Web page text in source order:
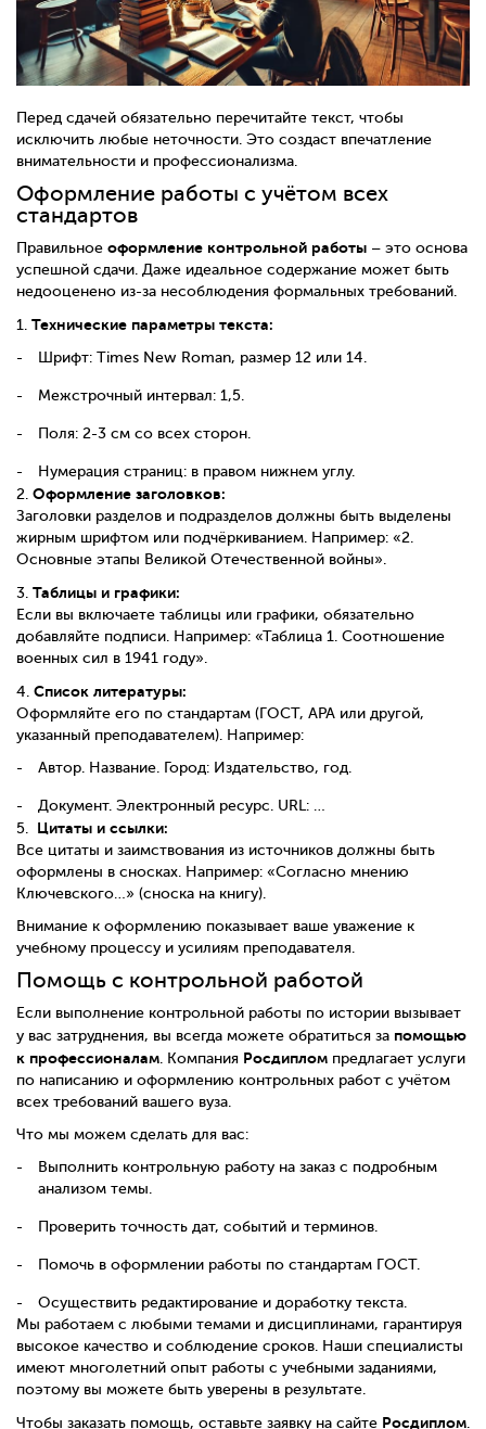
Перед сдачей обязательно перечитайте текст, чтобы
исключить любые неточности. Это создаст впечатление
внимательности и профессионализма.
Оформление работы с учётом всех
стандартов
Правильное оформление контрольной работы – это основа
успешной сдачи. Даже идеальное содержание может быть
недооценено из-за несоблюдения формальных требований.
1. Технические параметры текста:
Шрифт: Times New Roman, размер 12 или 14.
Межстрочный интервал: 1,5.
Поля: 2-3 см со всех сторон.
Нумерация страниц: в правом нижнем углу.
2. Оформление заголовков:
Заголовки разделов и подразделов должны быть выделены
жирным шрифтом или подчёркиванием. Например: «2.
Основные этапы Великой Отечественной войны».
3. Таблицы и графики:
Если вы включаете таблицы или графики, обязательно
добавляйте подписи. Например: «Таблица 1. Соотношение
военных сил в 1941 году».
4. Список литературы:
Оформляйте его по стандартам (ГОСТ, APA или другой,
указанный преподавателем). Например:
Автор. Название. Город: Издательство, год.
Документ. Электронный ресурс. URL: …
5. Цитаты и ссылки:
Все цитаты и заимствования из источников должны быть
оформлены в сносках. Например: «Согласно мнению
Ключевского…» (сноска на книгу).
Внимание к оформлению показывает ваше уважение к
учебному процессу и усилиям преподавателя.
Помощь с контрольной работой
Если выполнение контрольной работы по истории вызывает
у вас затруднения, вы всегда можете обратиться за помощью
к профессионалам. Компания Росдиплом предлагает услуги
по написанию и оформлению контрольных работ с учётом
всех требований вашего вуза.
Что мы можем сделать для вас:
Выполнить контрольную работу на заказ с подробным
анализом темы.
Проверить точность дат, событий и терминов.
Помочь в оформлении работы по стандартам ГОСТ.
Осуществить редактирование и доработку текста.
Мы работаем с любыми темами и дисциплинами, гарантируя
высокое качество и соблюдение сроков. Наши специалисты
имеют многолетний опыт работы с учебными заданиями,
поэтому вы можете быть уверены в результате.
Чтобы заказать помощь, оставьте заявку на сайте Росдиплом.